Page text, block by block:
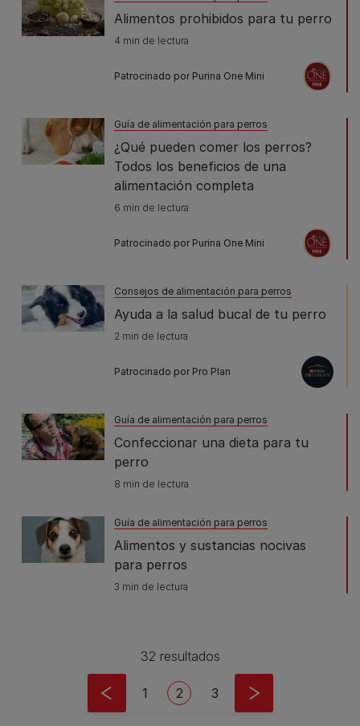
Alimentos prohibidos para tu perro
4 min de lectura
Patrocinado por Purina One Mini
Guía de alimentación para perros
¿Qué pueden comer los perros?
Todos los beneficios de una
alimentación completa
6 min de lectura
Patrocinado por Purina One Mini
Consejos de alimentación para perros
Ayuda a la salud bucal de tu perro
2 min de lectura
Patrocinado por Pro Plan
Guía de alimentación para perros
Confeccionar una dieta para tu
perro
8 min de lectura
Guía de alimentación para perros
Alimentos y sustancias nocivas
para perros
3 min de lectura
32 resultados
Page
1 Current page
2 Page
3